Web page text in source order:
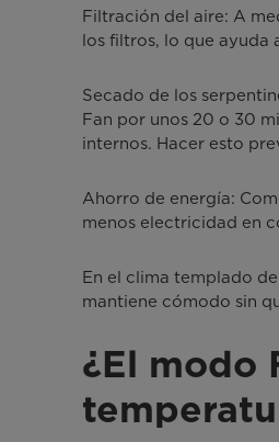
Filtración del aire: A
los filtros, lo que ayuda
Secado de los
Fan por unos 20 o 30
internos. Hacer esto
Ahorro de energía:
menos electricidad en
En el clima templado
mantiene cómodo sin
¿El modo